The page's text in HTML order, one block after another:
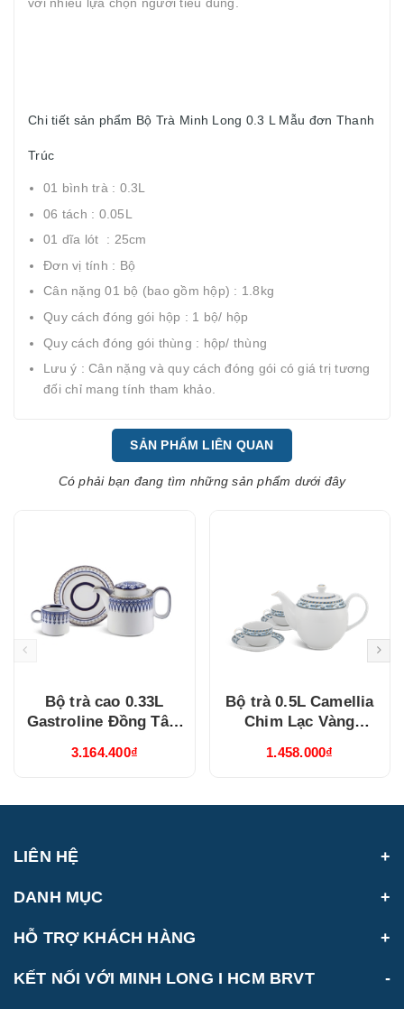
Chi tiết sản phẩm Bộ Trà Minh Long 0.3 L Mẫu đơn Thanh
Trúc
01 bình trà : 0.3L
06 tách : 0.05L
01 dĩa lót : 25cm
Đơn vị tính : Bộ
Cân nặng 01 bộ (bao gồm hộp) : 1.8kg
Quy cách đóng gói hộp : 1 bộ/ hộp
Quy cách đóng gói thùng : hộp/ thùng
Lưu ý : Cân nặng và quy cách đóng gói có giá trị tương
đối chỉ mang tính tham khảo.
SẢN PHẨM LIÊN QUAN
Có phải bạn đang tìm những sản phẩm dưới đây
Bộ trà cao 0.33L
Gastroline Đồng Tâm
(68334147003)
3.164.400₫
Bộ trà 0.5L Camellia
Chim Lạc Vàng
1.458.000₫
LIÊN HỆ
DANH MỤC
HỖ TRỢ KHÁCH HÀNG
KẾT NỐI VỚI MINH LONG I HCM BRVT